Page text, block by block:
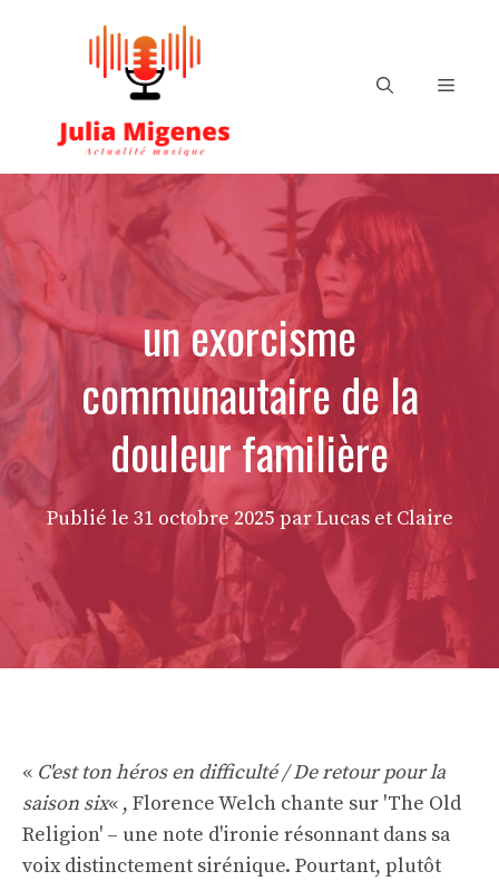
Menu
un exorcisme
communautaire de la
douleur familière
Publié le 31 octobre 2025 par Lucas et Claire
« C'est ton héros en difficulté / De retour pour la
saison six« , Florence Welch chante sur 'The Old
Religion' – une note d'ironie résonnant dans sa
voix distinctement sirénique. Pourtant, plutôt